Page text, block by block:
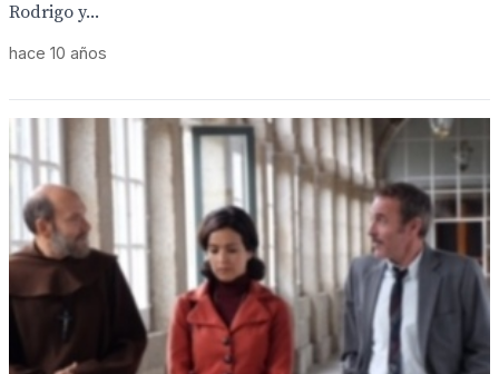
Rodrigo y...
hace 10 años